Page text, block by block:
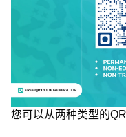
您可以从两种类型的